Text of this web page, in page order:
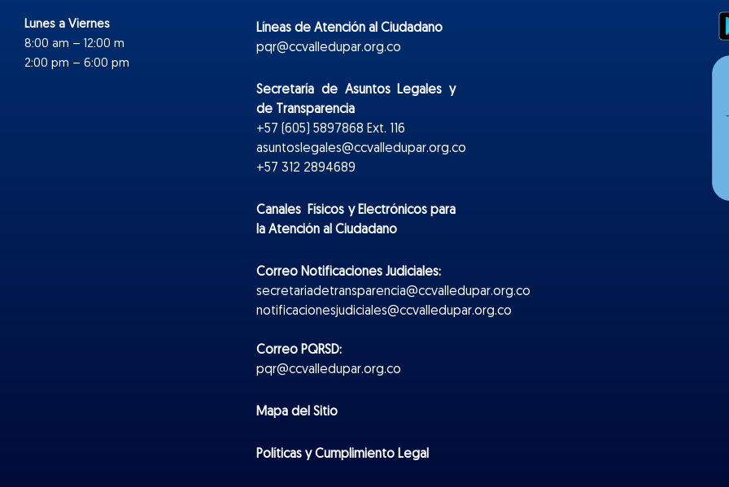
Lunes a Viernes
8:00 am – 12:00 m
2:00 pm – 6:00 pm
Líneas de Atención al Ciudadano
pqr@ccvalledupar.org.co
Secretaría de Asuntos Legales y
de Transparencia
+57 (605) 5897868 Ext. 116
asuntoslegales@ccvalledupar.org.co
+57 312 2894689
Canales Físicos yElectrónicospara
la Atención al Ciudadano
Correo Notificaciones Judiciales:
secretariadetransparencia@ccvalledupar.org.co
notificacionesjudiciales@ccvalledupar.org.co
Correo PQRSD:
pqr@ccvalledupar.org.co
Mapa del Sitio
Políticas y Cumplimiento Legal